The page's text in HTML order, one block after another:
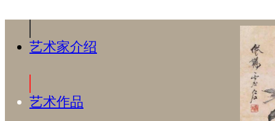
艺术家介绍
艺术作品